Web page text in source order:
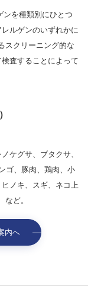
を種類別にひとつ
ルゲンのいずれかに
スクリーニング的な
査することによって
ケグサ、ブタクサ、
ゴ、豚肉、鶏肉、小
ノキ、スギ、ネコ上
ど。
内へ